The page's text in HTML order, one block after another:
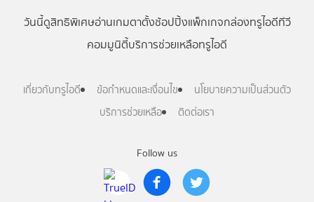
Follow us
วันนี้ดูสิทธิพิเศษอ่านเกมตาตั้งช้อปปิ้งแพ็กเกจกล่องทรูไอดีทีวี
คอมมูนิตี้บริการช่วยเหลือทรูไอดี
เกี่ยวกับทรูไอดี ข้อกำหนดและเงื่อนไข
นโยบายความเป็นส่วนตัว
บริการช่วยเหลือ
ติดต่อเรา